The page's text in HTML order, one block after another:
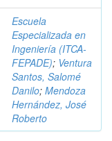
Escuela
Especializada en
Ingeniería (ITCA-
FEPADE); Ventura
Santos, Salomé
Danilo; Mendoza
Hernández, José
Roberto